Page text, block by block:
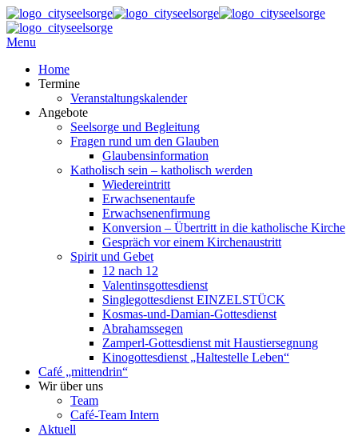
Menu
Home
Termine
Veranstaltungskalender
Angebote
Seelsorge und Begleitung
Fragen rund um den Glauben
Glaubensinformation
Katholisch sein – katholisch werden
Wiedereintritt
Erwachsenentaufe
Erwachsenenfirmung
Konversion – Übertritt in die katholische Kirche
Gespräch vor einem Kirchenaustritt
Spirit und Gebet
12 nach 12
Valentinsgottesdienst
Singlegottesdienst EINZELSTÜCK
Kosmas-und-Damian-Gottesdienst
Abrahamssegen
Zamperl-Gottesdienst mit Haustiersegnung
Kinogottesdienst „Haltestelle Leben“
Café „mittendrin“
Wir über uns
Team
Café-Team Intern
Aktuell